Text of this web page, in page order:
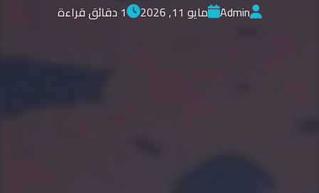
Admin مايو 11, 2026 1 دقائق قراءة